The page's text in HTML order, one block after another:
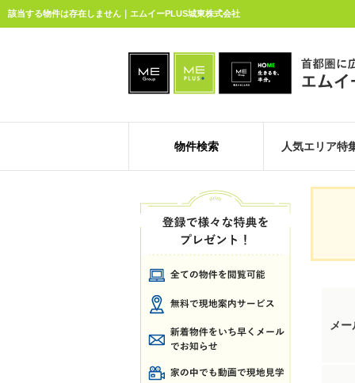
該当する物件は存在しません｜エムイーPLUS城東株式会社
物件検索 人気エリア特
メ